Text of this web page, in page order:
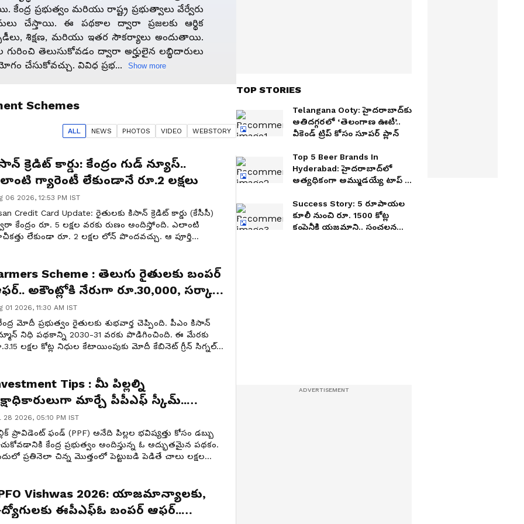
ప్రభుత్వం మరియు రాష్ట్ర ప్రభుత్వాలు వేర్వేరు
చేస్తాయి. ఈ పథకాల ద్వారా ప్రజలకు ఆర్థిక
శిక్షణ, మరియు ఇతర సౌకర్యాలు అందుతాయి.
గురించి తెలుసుకోవడం ద్వారా అర్హులైన లబ్ధిదారులు
చేసుకోవచ్చు. వివిధ ప్రభ...
Show more
Schemes
ALL NEWS PHOTOS VIDEO WEBSTORY
క్రెడిట్ కార్డు: కేంద్రం గుడ్ న్యూస్..
గ్యారెంటీ లేకుండానే రూ.2 లక్షలు
06 2026, 12:53 PM IST
Credit Card Update: రైతులకు కిసాన్ క్రెడిట్ కార్డు (కేసీసీ)
కేంద్రం రూ. 5 లక్షల వరకు రుణం అందిస్తోంది. ఎలాంటి
లేకుండా రూ. 2 లక్షల లోన్ పొందవచ్చు. ఆ పూర్తి
Scheme : తెలుగు రైతులకు బంపర్
అకౌంట్లోకి నేరుగా రూ.30,000, సర్కార్
స్కీమ్
01 2026, 11:30 AM IST
మోదీ ప్రభుత్వం రైతులకు శుభవార్త చెప్పింది. పీఎం కిసాన్
నిధి పథకాన్ని 2030-31 వరకు పొడిగించింది. ఈ మేరకు
లక్షల కోట్ల నిధుల కేటాయింపుకు మోదీ కేబినెట్ గ్రీన్ సిగ్నల్
Tips : మీ పిల్లల్ని
మార్చే పీపీఎఫ్ స్కీమ్..
వేల పెట్టుబడితో లక్షలెలా వస్తాయి?
28 2026, 05:10 PM IST
ప్రావిడెంట్ ఫండ్ (PPF) అనేది పిల్లల భవిష్యత్తు కోసం డబ్బు
కేంద్ర ప్రభుత్వం అందిస్తున్న ఓ అద్భుతమైన పథకం.
ప్రతినెలా చిన్న మొత్తంలో పెట్టుబడి పెడితే చాలు లక్షల
Vishwas 2026: యాజమాన్యాలకు,
ఈపీఎఫ్‌ఓ బంపర్ ఆఫర్..
TOP STORIES
Telangana Ooty: హైదరాబాద్‌కు
అతిదగ్గరలో ‘తెలంగాణ ఊటీ’..
వీకెండ్ ట్రిప్ కోసం సూపర్ ప్లాన్
Top 5 Beer Brands In
Hyderabad: హైదరాబాద్‌లో
అత్యధికంగా అమ్ముడయ్యే టాప్ 5
Success Story: 5 రూపాయల
కూలీ నుంచి రూ. 1500 కోట్ల
కంపెనీకి యజమాని.. సంచలన